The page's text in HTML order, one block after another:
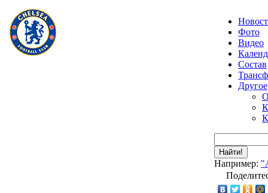
Фото
Видео
Состав
Другое
Найти!
Например: